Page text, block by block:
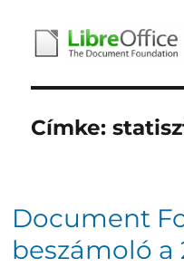
libreoffice.hu
Címke:
Document
beszámoló a